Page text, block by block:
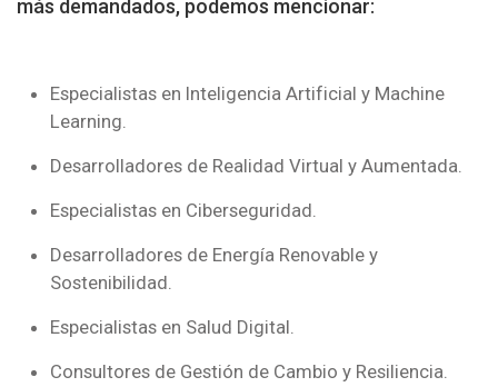
más demandados, podemos mencionar:
Especialistas en Inteligencia Artificial y Machine
Learning.
Desarrolladores de Realidad Virtual y Aumentada.
Especialistas en Ciberseguridad.
Desarrolladores de Energía Renovable y
Sostenibilidad.
Especialistas en Salud Digital.
Consultores de Gestión de Cambio y Resiliencia.